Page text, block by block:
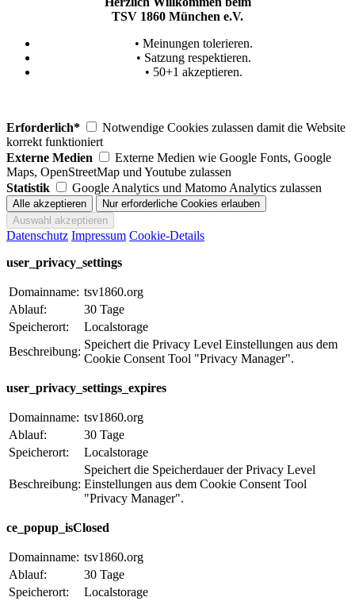
TSV 1860 München e.V.
• Meinungen tolerieren.
• Satzung respektieren.
• 50+1 akzeptieren.
Erforderlich*
Notwendige Cookies zulassen damit die Website
korrekt funktioniert
Externe Medien
Externe Medien wie Google Fonts, Google
Maps, OpenStreetMap und Youtube zulassen
Statistik
Google Analytics und Matomo Analytics zulassen
Datenschutz Impressum Cookie-Details
user_privacy_settings
Domainname: tsv1860.org
Ablauf:
30 Tage
Speicherort:
Localstorage
Beschreibung:
Speichert die Privacy Level Einstellungen aus dem
Cookie Consent Tool "Privacy Manager".
user_privacy_settings_expires
Domainname: tsv1860.org
Ablauf:
30 Tage
Speicherort:
Localstorage
Beschreibung:
Speichert die Speicherdauer der Privacy Level
Einstellungen aus dem Cookie Consent Tool
"Privacy Manager".
ce_popup_isClosed
Domainname: tsv1860.org
Ablauf:
30 Tage
Speicherort:
Localstorage